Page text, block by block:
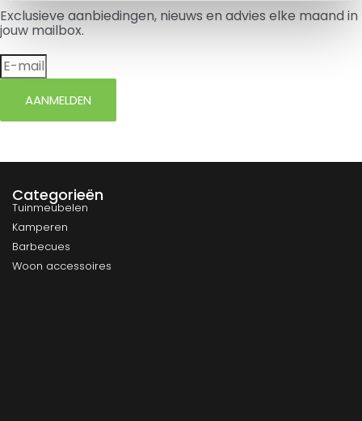
Exclusieve aanbiedingen, nieuws en advies elke maand in
jouw mailbox.
AANMELDEN
Categorieën
Tuinmeubelen
Kamperen
Barbecues
Woon accessoires